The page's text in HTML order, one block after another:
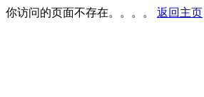
你访问的页面不存在。。。。 返回主页